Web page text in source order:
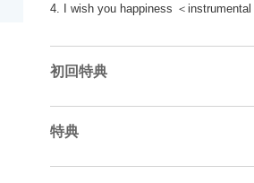
4. I wish you happiness ＜instrumental
初回特典
特典